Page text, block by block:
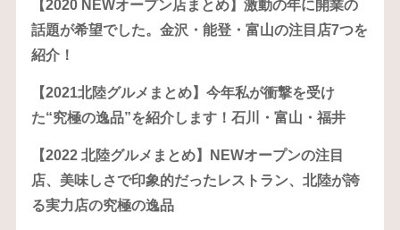
【2020 NEWオープン店まとめ】激動の年に開業の
話題が希望でした。金沢・能登・富山の注目店7つを
紹介！
【2021北陸グルメまとめ】今年私が衝撃を受け
た“究極の逸品”を紹介します！石川・富山・福井
【2022 北陸グルメまとめ】NEWオープンの注目
店、美味しさで印象的だったレストラン、北陸が誇
る実力店の究極の逸品